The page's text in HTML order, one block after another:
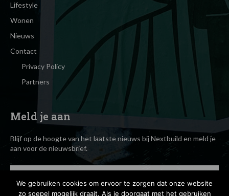
Lifestyle
Wonen
Nieuws
Contact
Privacy Policy
Partners
Meld je aan
Blijf op de hoogte van het laatste nieuws bij Nextbuild en meld je
aan voor de nieuwsbrief.
We gebruiken cookies om ervoor te zorgen dat onze website
zo soepel mogelijk draait. Als je doorgaat met het gebruiken